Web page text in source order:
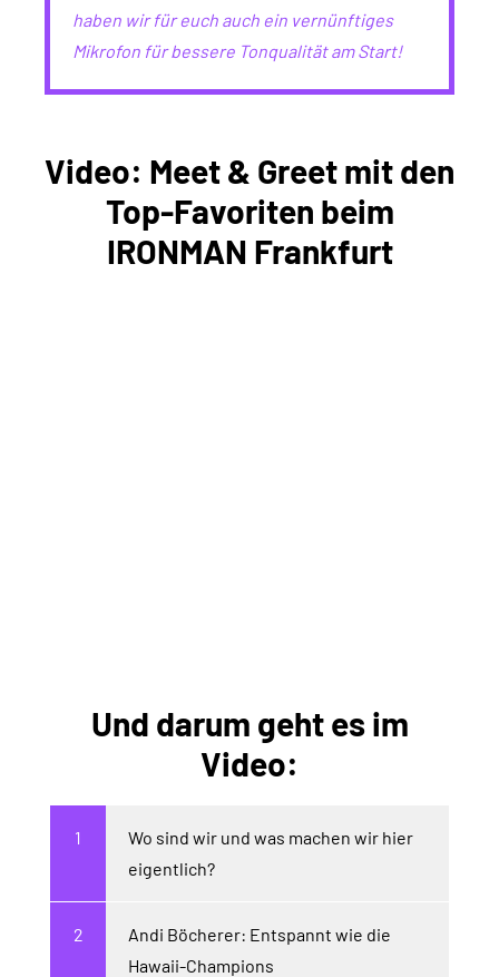
haben wir für euch auch ein vernünftiges
Mikrofon für bessere Tonqualität am Start!
Video: Meet & Greet mit den
Top-Favoriten beim
IRONMAN Frankfurt
Und darum geht es im
Video:
Wo sind wir und was machen wir hier
eigentlich?
Andi Böcherer: Entspannt wie die
Hawaii-Champions